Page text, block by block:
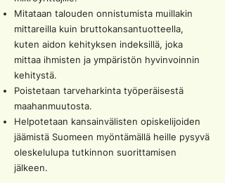
Mitataan talouden onnistumista muillakin
mittareilla kuin bruttokansantuotteella,
kuten aidon kehityksen indeksillä, joka
mittaa ihmisten ja ympäristön hyvinvoinnin
kehitystä.
Poistetaan tarveharkinta työperäisestä
maahanmuutosta.
Helpotetaan kansainvälisten opiskelijoiden
jäämistä Suomeen myöntämällä heille pysyvä
oleskelulupa tutkinnon suorittamisen
jälkeen.